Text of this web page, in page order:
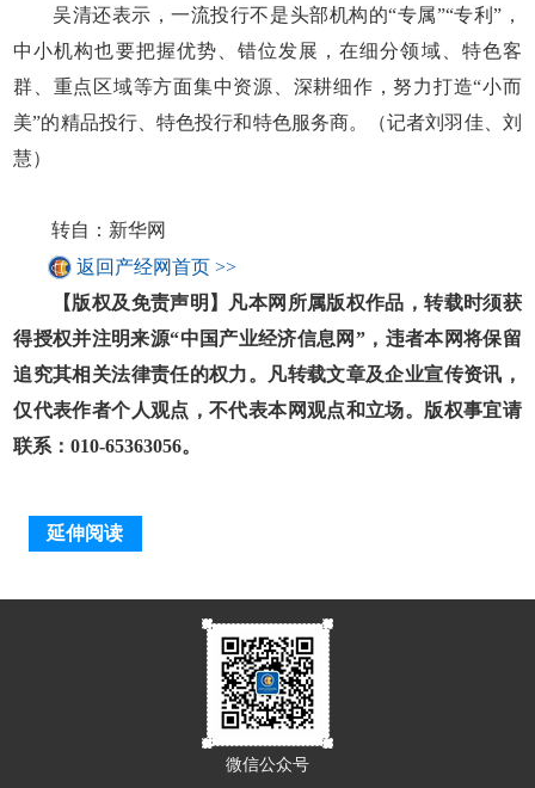
吴清还表示，一流投行不是头部机构的“专属”“专利”，
中小机构也要把握优势、错位发展，在细分领域、特色客
群、重点区域等方面集中资源、深耕细作，努力打造“小而
美”的精品投行、特色投行和特色服务商。（记者刘羽佳、刘
慧）
转自：新华网
返回产经网首页 >>
【版权及免责声明】凡本网所属版权作品，转载时须获
得授权并注明来源“中国产业经济信息网”，违者本网将保留
追究其相关法律责任的权力。凡转载文章及企业宣传资讯，
仅代表作者个人观点，不代表本网观点和立场。版权事宜请
联系：010-65363056。
延伸阅读
微信公众号